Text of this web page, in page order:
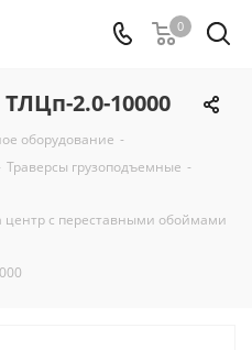
0
2.0-10000
оборудование -
Траверсы грузоподъемные -
центр с переставными обоймами